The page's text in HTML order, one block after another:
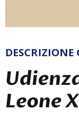
DESCRIZIONE
Leone